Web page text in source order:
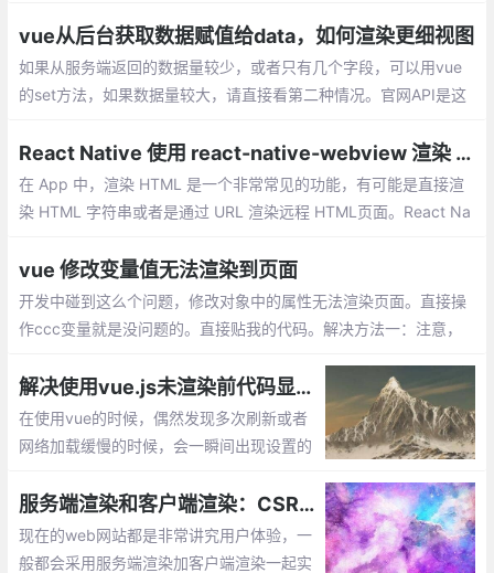
触发页面渲染。下面就整理一些出现这种情
况的场景以及解决办法。
vue从后台获取数据赋值给data，如何渲染更细视图
如果从服务端返回的数据量较少，或者只有几个字段，可以用vue
的set方法，如果数据量较大，请直接看第二种情况。官网API是这
React Native 使用 react-native-webview 渲染 HTML
在 App 中，渲染 HTML 是一个非常常见的功能，有可能是直接渲
染 HTML 字符串或者是通过 URL 渲染远程 HTML页面。React Na
vue 修改变量值无法渲染到页面
开发中碰到这么个问题，修改对象中的属性无法渲染页面。直接操
作ccc变量就是没问题的。直接贴我的代码。解决方法一：注意，
解决使用vue.js未渲染前代码显示问题
在使用vue的时候，偶然发现多次刷新或者
网络加载缓慢的时候，会一瞬间出现设置的
e现成的指令来解决这个问题：v-cloak
服务端渲染和客户端渲染：CSR和SSR
现在的web网站都是非常讲究用户体验，一
般都会采用服务端渲染加客户端渲染一起实